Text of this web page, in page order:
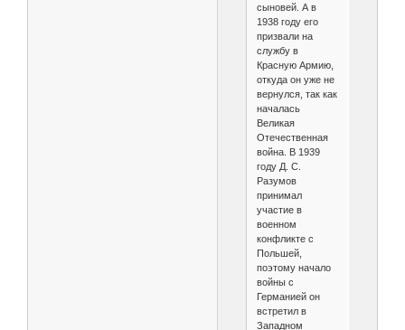
сыновей. А в
1938 году его
призвали на
службу в
Красную Армию,
откуда он уже не
вернулся, так как
началась
Великая
Отечественная
война. В 1939
году Д. С.
Разумов
принимал
участие в
военном
конфликте с
Польшей,
поэтому начало
войны с
Германией он
встретил в
Западном